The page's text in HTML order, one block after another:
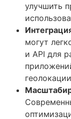
улучшить
могут
и API для